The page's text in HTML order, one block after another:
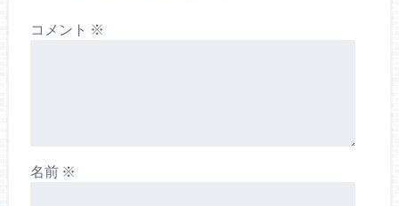
コメント ※
名前 ※